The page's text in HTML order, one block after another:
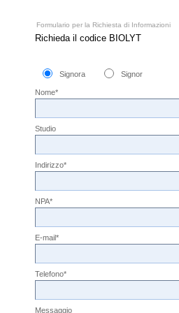
Formulario per la Richiesta di Informazioni
Richieda il codice BIOLYT
Signora Signor
Nome*
Studio
Indirizzo*
NPA*
E-mail*
Telefono*
Messaggio